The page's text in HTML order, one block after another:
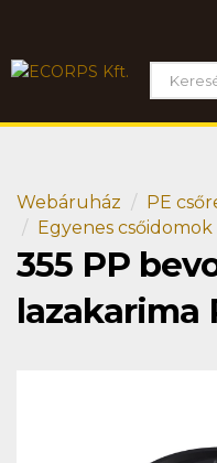
Webáruház
PE
Egyenes csőidomok
355 PP
lazakarima